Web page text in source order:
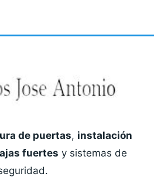
de puertas, instalación
fuertes y sistemas de